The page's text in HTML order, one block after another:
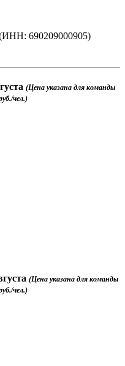
690209000905)
(Цена указана для команды
чел.)
(Цена указана для команды
чел.)